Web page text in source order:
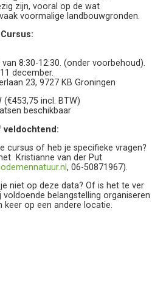
zijn, vooral op de wat
voormalige landbouwgronden.
8:30-12:30. (onder voorbehoud).
december.
23, 9727 KB Groningen
(€453,75 incl. BTW)
beschikbaar
veldochtend:
cursus of heb je specifieke vragen?
Kristianne van der Put
, 06-50871967).
niet op deze data? Of is het te ver
voldoende belangstelling organiseren
keer op een andere locatie.